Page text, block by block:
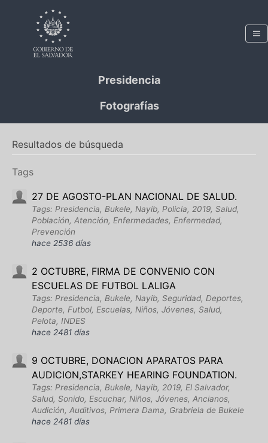
Presidencia
Fotografías
Resultados de búsqueda
Tags
27 DE AGOSTO-PLAN NACIONAL DE SALUD.
Tags: Presidencia, Bukele, Nayib, Policia, 2019, Salud,
Población, Atención, Enfermedades, Enfermedad,
Prevención
hace 2536 días
2 OCTUBRE, FIRMA DE CONVENIO CON
ESCUELAS DE FUTBOL LALIGA
Tags: Presidencia, Bukele, Nayib, Seguridad, Deportes,
Deporte, Futbol, Escuelas, Niños, Jóvenes, Salud,
Pelota, INDES
hace 2481 días
9 OCTUBRE, DONACION APARATOS PARA
AUDICION,STARKEY HEARING FOUNDATION.
Tags: Presidencia, Bukele, Nayib, 2019, El Salvador,
Salud, Sonido, Escuchar, Niños, Jóvenes, Ancianos,
Audición, Auditivos, Primera Dama, Grabriela de Bukele
hace 2481 días